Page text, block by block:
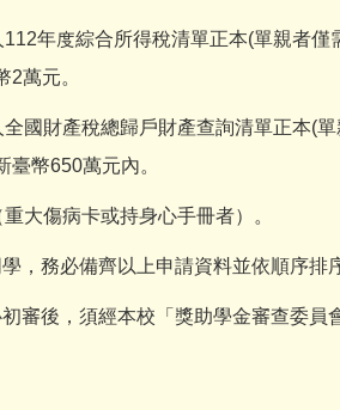
年度綜合所得稅清單正本(單親者
2萬元。
國財產稅總歸戶財產查詢清單正本(
臺幣650萬元內。
大傷病卡或持身心手冊者）。
，務必備齊以上申請資料並依順序排
審後，須經本校「獎助學金審查委員